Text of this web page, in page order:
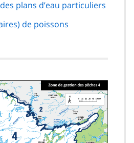
plans d’eau particuliers
de poissons